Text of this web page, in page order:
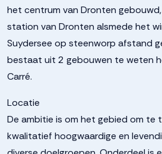
het centrum van Dronten
station van Dronten alsmede het
Suydersee op steenworp afstand
bestaat uit 2 gebouwen te weten
Carré.
Locatie
De ambitie is om het gebied om te
kwalitatief hoogwaardige en